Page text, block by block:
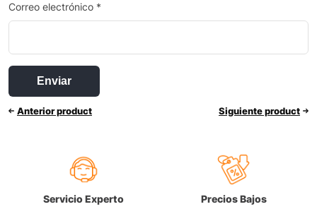
Correo electrónico *
Anterior product Siguiente product
Servicio Experto Precios Bajos